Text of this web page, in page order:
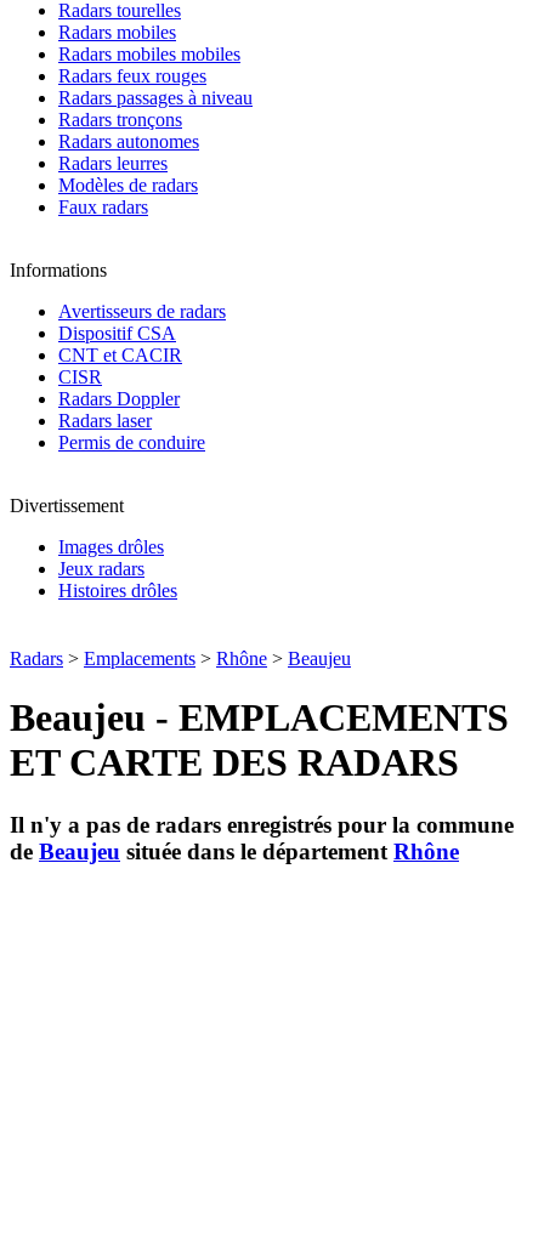
Radars tourelles
Radars mobiles
Radars mobiles mobiles
Radars feux rouges
Radars passages à niveau
Radars tronçons
Radars autonomes
Radars leurres
Modèles de radars
Faux radars
Informations
Avertisseurs de radars
Dispositif CSA
CNT et CACIR
CISR
Radars Doppler
Radars laser
Permis de conduire
Divertissement
Images drôles
Jeux radars
Histoires drôles
Radars > Emplacements > Rhône > Beaujeu
Beaujeu - EMPLACEMENTS
ET CARTE DES RADARS
Il n'y a pas de radars enregistrés pour la commune
de Beaujeu située dans le département Rhône